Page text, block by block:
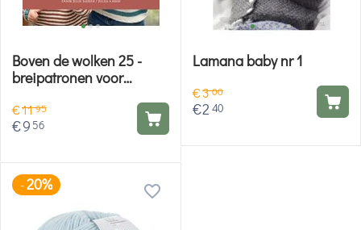
Boven de wolken 25 -
breipatronen voor
€1195
€9 56
Lamana baby nr 1
€300
€2 40
-20%